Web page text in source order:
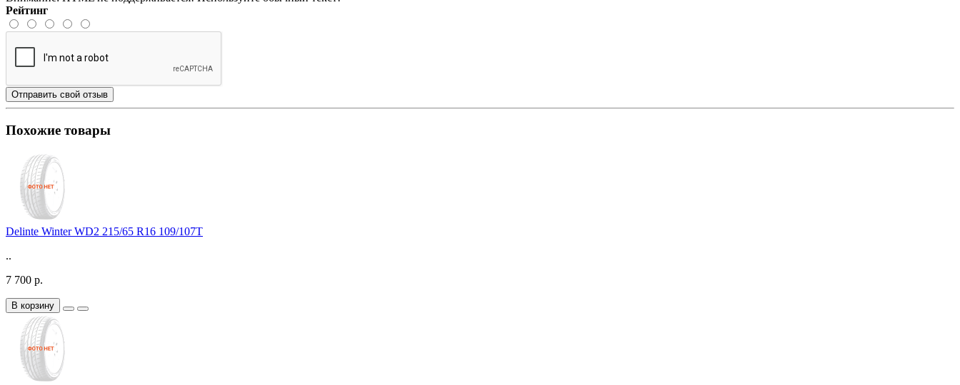
Рейтинг
Отправить свой отзыв
Похожие товары
Delinte Winter WD2 215/65 R16 109/107T
..
7 700 р.
В корзину